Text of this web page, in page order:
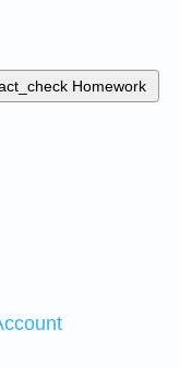
Homework